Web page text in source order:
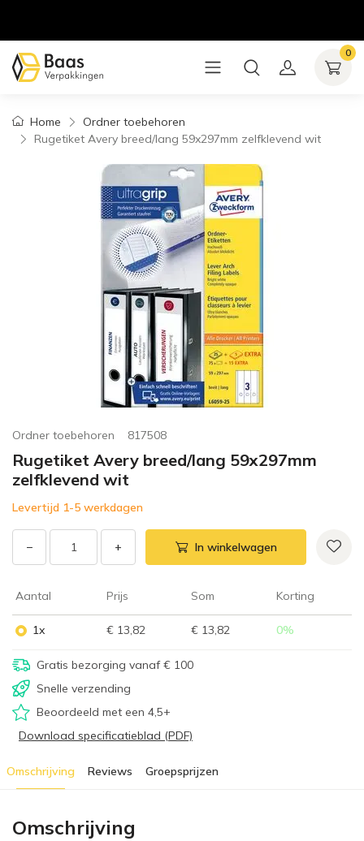
0
Home
Ordner toebehoren
Rugetiket Avery breed/lang 59x297mm zelfklevend wit
Ordner toebehoren 817508
Rugetiket Avery breed/lang 59x297mm
zelfklevend wit
Levertijd 1-5 werkdagen
− + In winkelwagen
Aantal Prijs Som Korting
1x € 13,82 € 13,82 0%
Gratis bezorging vanaf € 100
Snelle verzending
Beoordeeld met een 4,5+
Download specificatieblad (PDF)
Omschrijving Reviews Groepsprijzen
Omschrijving